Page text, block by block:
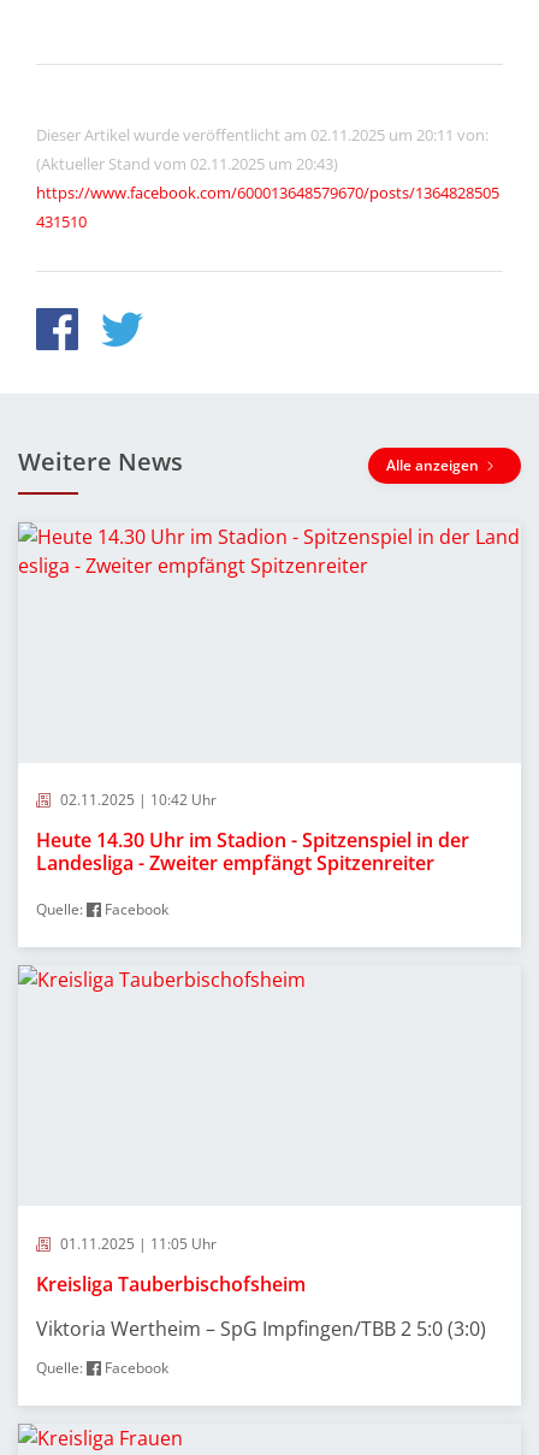
Dieser Artikel wurde veröffentlicht am 02.11.2025 um 20:11 von:
(Aktueller Stand vom 02.11.2025 um 20:43)
https://www.facebook.com/600013648579670/posts/1364828505
431510
Weitere News Alle anzeigen
02.11.2025 | 10:42 Uhr
Heute 14.30 Uhr im Stadion - Spitzenspiel in der
Landesliga - Zweiter empfängt Spitzenreiter
Quelle: Facebook
01.11.2025 | 11:05 Uhr
Kreisliga Tauberbischofsheim
Viktoria Wertheim – SpG Impfingen/TBB 2 5:0 (3:0)
Quelle: Facebook